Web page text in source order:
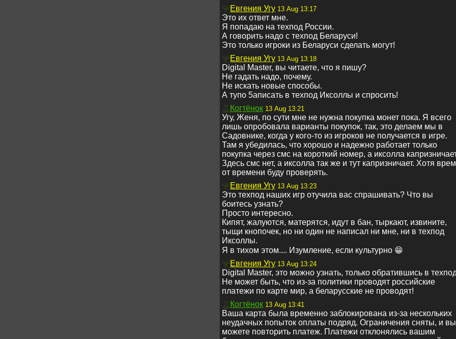
Евгения Угу 13 Aug 13:17
Это их ответ мне.
Я попадаю на техпод России.
А говорить надо с техпод Беларуси!
Это только игроки из Беларуси сделать могут!
Евгения Угу 13 Aug 13:18
Digital Master, вы читаете, что я пишу?
Не гадать надо, почему.
Не искать новые способы.
А тупо 5аписать в техпод Иксоллы и спросить!
Когтёнок 13 Aug 13:21
Угу, Женя, по сути мне не нужна покупка монет пока. Я всего
лишь опробовала варианты покупок, так, это делаем мы в
Садовнике, когда у кого-то из игроков не получается в игре.
Там я убедилась, что хорошо и надежно работает только
покупка через смс на короткий номер, а иксолла
Здесь смс нет, а иксолла так же и тут капризничает. Хотя
от времени буду проверять.
Евгения Угу 13 Aug 13:23
Это техпод наших игр отучила вас спрашивать? Что вы
боитесь узнать?
Просто интересно.
Кипят, жалуются, матерятся, идут в бан, тыркают, извините,
тыщи кнопочек, но ни один не написал ни мне, ни в техпод
Иксоллы.
Я в тихом этом.... Изумление, если культурно 😁
Евгения Угу 13 Aug 13:24
Digital Master, это можно узнать, только обратившись в
Не может быть, что из-за политики проводят российские
платежи по карте мир, а беларусские не проводят!
Когтёнок 13 Aug 13:41
Ваша карта была временно заблокирована из-за нескольких
неудачных попыток оплаты подряд. Ограничения сняты, и вы
можете повторить платеж. Платежи отклонялись вашим